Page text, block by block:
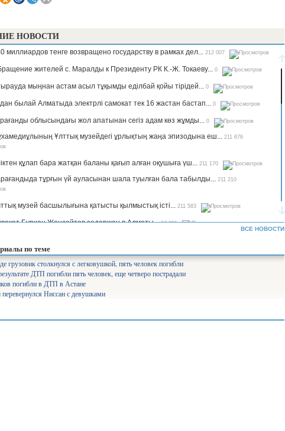
НОВОСТИ
миллиардов тенге возвращено государству в рамках дел... 212 007
жителей с. Маралды к Президенту РК К.-Ж. Токаеву... 0
мыңнан астам асыл тұқымды еділбай қойы тірідей... 0
былай Алматыда электрлі самокат тек 16 жастан бастап... 0
облысындағы жол апатынан сегіз адам көз жұмды... 0
Ұлттық музейдегі ұрлықтың жаңа эпизодына еш... 211 676
құлап бара жатқан баланы қағып алған оқушыға үш... 211 170
тұрғын үй ауласынан шала туылған бала табылды... 211 210
музей басшылығына қатысты қылмыстық істі... 211 583
Бурхан Жансейтов задержан в Алматы... 13 291
на комуслуги изменятся в Казахстане... 12 631
Аймағамбетов балалардың қауіпсіздігін қамтамасыз...
мектеп». Ұлттық жоба арқылы 582 мектеп бой көтереді...
ВСЕ НОВОСТИ
по теме
грузовик столкнулся с легковушкой, пять человек погибли
ДТП погибли пять человек, еще четверо пострадали
погибли в ДТП в Астане
Ниссан с девушками